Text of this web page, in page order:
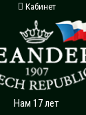
Кабинет
Нам 17 лет